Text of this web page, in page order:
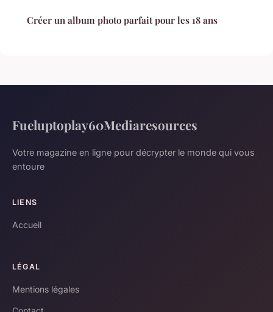
Créer un album photo parfait pour les 18 ans
Fueluptoplay60Mediaresources
Votre magazine en ligne pour décrypter le monde qui vous
entoure
LIENS
Accueil
LÉGAL
Mentions légales